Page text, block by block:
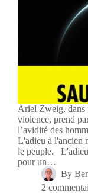
Ariel Zweig, dans
violence, prend
l’avidité des
L'adieu à l'ancien
le peuple. L'adieu
pour un…
By
2